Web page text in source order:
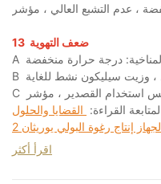
13 ضعف التهوية
A
B
C
القضايا والحلول
إنتاج رغوة البولي يوريثان 2
اقرأ أكثر